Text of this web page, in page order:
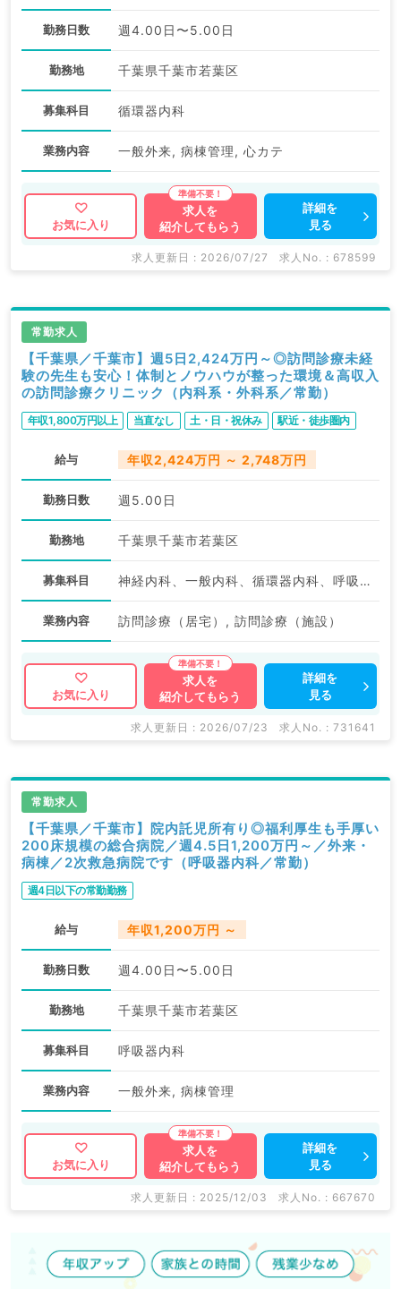
勤務日数 週4.00日〜5.00日
勤務地 千葉県千葉市若葉区
募集科目 循環器内科
業務内容 一般外来, 病棟管理, 心カテ
お気に入り
求人を
紹介してもらう
詳細を
見る
求人更新日 : 2026/07/27 求人No. : 678599
常勤求人
【千葉県／千葉市】週5日2,424万円～◎訪問診療未経
験の先生も安心！体制とノウハウが整った環境＆高収入
の訪問診療クリニック（内科系・外科系／常勤）
年収1,800万円以上 当直なし 土・日・祝休み 駅近・徒歩圏内
給与 年収2,424万円 ～ 2,748万円
勤務日数 週5.00日
勤務地 千葉県千葉市若葉区
募集科目 神経内科、一般内科、循環器内科、呼吸器内科、消化器内科、内分泌・代謝内科、腎臓内科、老年内科、血液内科、膠原病科
業務内容 訪問診療（居宅）, 訪問診療（施設）
お気に入り
求人を
紹介してもらう
詳細を
見る
求人更新日 : 2026/07/23 求人No. : 731641
常勤求人
【千葉県／千葉市】院内託児所有り◎福利厚生も手厚い
200床規模の総合病院／週4.5日1,200万円～／外来・
病棟／2次救急病院です（呼吸器内科／常勤）
週4日以下の常勤勤務
給与 年収1,200万円 ～
勤務日数 週4.00日〜5.00日
勤務地 千葉県千葉市若葉区
募集科目 呼吸器内科
業務内容 一般外来, 病棟管理
お気に入り
求人を
紹介してもらう
詳細を
見る
求人更新日 : 2025/12/03 求人No. : 667670